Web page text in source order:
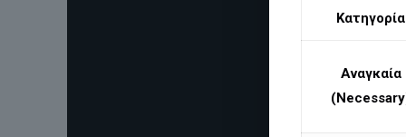
Κατηγορία
Αναγκαία